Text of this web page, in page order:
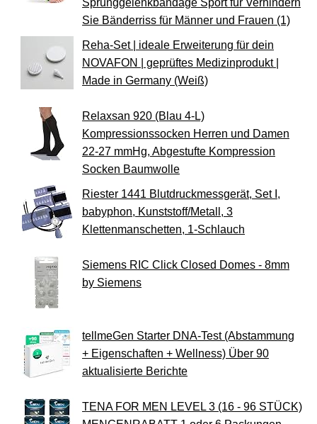
Sprunggelenkbandage Sport für Verhindern
Sie Bänderriss für Männer und Frauen (1)
Reha-Set | ideale Erweiterung für dein
NOVAFON | geprüftes Medizinprodukt |
Made in Germany (Weiß)
Relaxsan 920 (Blau 4-L)
Kompressionssocken Herren und Damen
22-27 mmHg, Abgestufte Kompression
Socken Baumwolle
Riester 1441 Blutdruckmessgerät, Set I,
babyphon, Kunststoff/Metall, 3
Klettenmanschetten, 1-Schlauch
Siemens RIC Click Closed Domes - 8mm
by Siemens
tellmeGen Starter DNA-Test (Abstammung
+ Eigenschaften + Wellness) Über 90
aktualisierte Berichte
TENA FOR MEN LEVEL 3 (16 - 96 STÜCK)